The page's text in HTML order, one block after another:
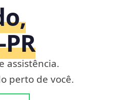
assistência.
perto de você.